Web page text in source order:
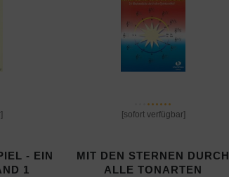
- EIN
1
[sofort verfügbar]
MIT DEN STERNEN DURCH
ALLE TONARTEN